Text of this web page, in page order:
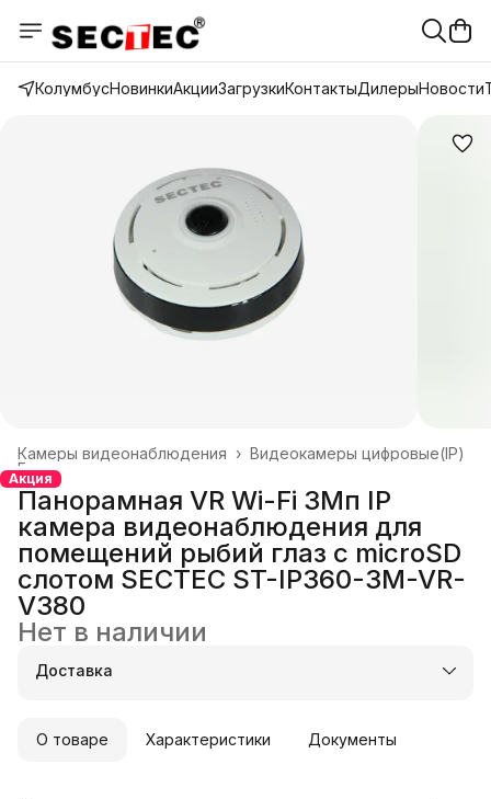
КолумбусНовинкиАкцииЗагрузкиКонтактыДилерыНовости
Видеокамеры цифровые(IP)
Камеры видеонаблюдения ›
Главная
Акция
Панорамная VR Wi-Fi 3Мп IP
камера видеонаблюдения для
помещений рыбий глаз с microSD
слотом SECTEC ST-IP360-3M-VR-
V380
Нет в наличии
Доставка
О товаре Характеристики Документы